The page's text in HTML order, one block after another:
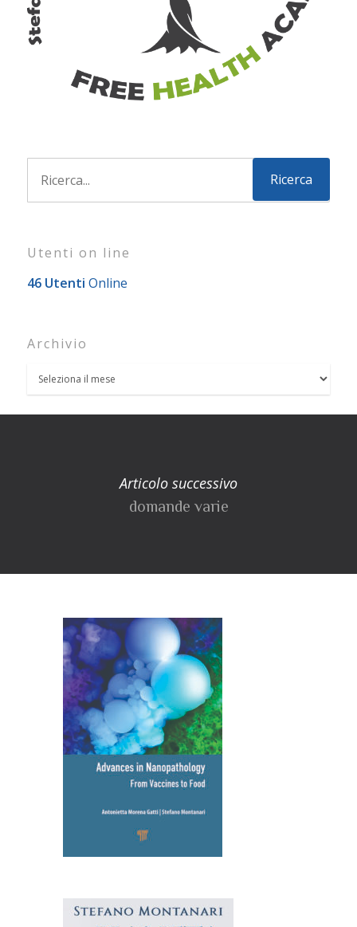
Utenti on line
46 Utenti Online
Archivio
Articolo successivo
domande varie